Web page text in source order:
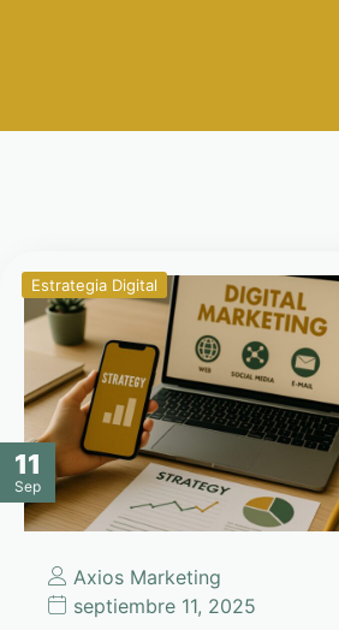
11
Sep
Estrategia Digital
Axios Marketing
septiembre 11, 2025